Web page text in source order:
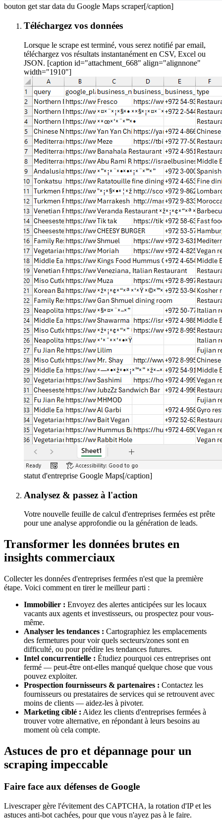
bouton get star data du Google Maps scraper[/caption]
Téléchargez vos données
Lorsque le scrape est terminé, vous serez notifié par email,
téléchargez vos résultats instantanément en CSV, Excel ou
JSON. [caption id="attachment_668" align="alignnone"
width="1910"]
statut d'entreprise Google Maps[/caption]
Analysez & passez à l'action
Votre nouvelle feuille de calcul d'entreprises fermées est prête
pour une analyse approfondie ou la génération de leads.
Transformer les données brutes en
insights commerciaux
Collecter les données d'entreprises fermées n'est que la première
étape. Voici comment en tirer le meilleur parti :
Immobilier : Envoyez des alertes anticipées sur les locaux
vacants aux agents et investisseurs, ou prospectez pour vous-
même.
Analyser les tendances : Cartographiez les emplacements
des fermetures pour voir quels secteurs/zones sont en
difficulté, ou pour prédire les tendances futures.
Intel concurrentielle : Étudiez pourquoi ces entreprises ont
fermé — peut-être ont-elles manqué quelque chose que vous
pouvez exploiter.
Prospection fournisseurs & partenaires : Contactez les
fournisseurs ou prestataires de services qui se retrouvent avec
moins de clients — aidez-les à pivoter.
Marketing ciblé : Aidez les clients d'entreprises fermées à
trouver votre alternative, en répondant à leurs besoins au
moment où cela compte.
Astuces de pro et dépannage pour un
scraping impeccable
Faire face aux défenses de Google
Livescraper gère l'évitement des CAPTCHA, la rotation d'IP et les
astuces anti-bot cachées, pour que vous n'ayez pas à le faire.